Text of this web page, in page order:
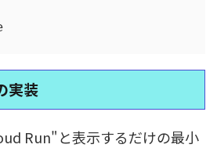
実装
Run"と表示するだけの最小